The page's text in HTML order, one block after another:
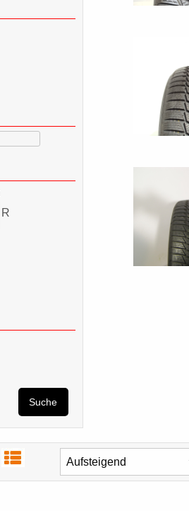
R
Suche